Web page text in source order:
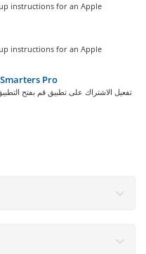
instructions for an Apple
instructions for an Apple
Pro